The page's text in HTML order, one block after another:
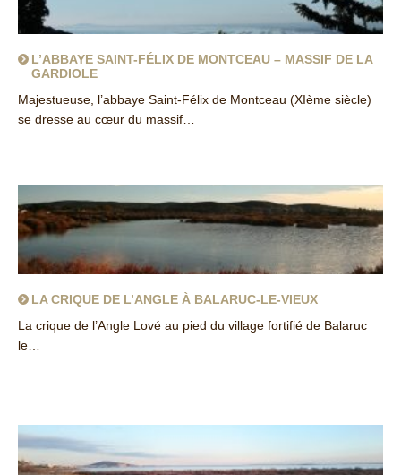
L’ABBAYE SAINT-FÉLIX DE MONTCEAU – MASSIF DE LA
GARDIOLE
Majestueuse, l’abbaye Saint-Félix de Montceau (XIème siècle)
se dresse au cœur du massif…
LA CRIQUE DE L’ANGLE À BALARUC-LE-VIEUX
La crique de l’Angle Lové au pied du village fortifié de Balaruc
le…